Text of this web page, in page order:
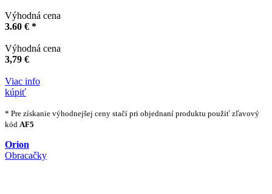
Výhodná cena
3.60 € *
Výhodná cena
3,79 €
Viac info
kúpiť
* Pre získanie výhodnejšej ceny stačí pri objednaní produktu použiť zľavový
kód AF5
Orion
Obracačky